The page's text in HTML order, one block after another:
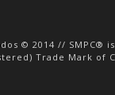
© 2014 // SMPC®
Trade Mark of